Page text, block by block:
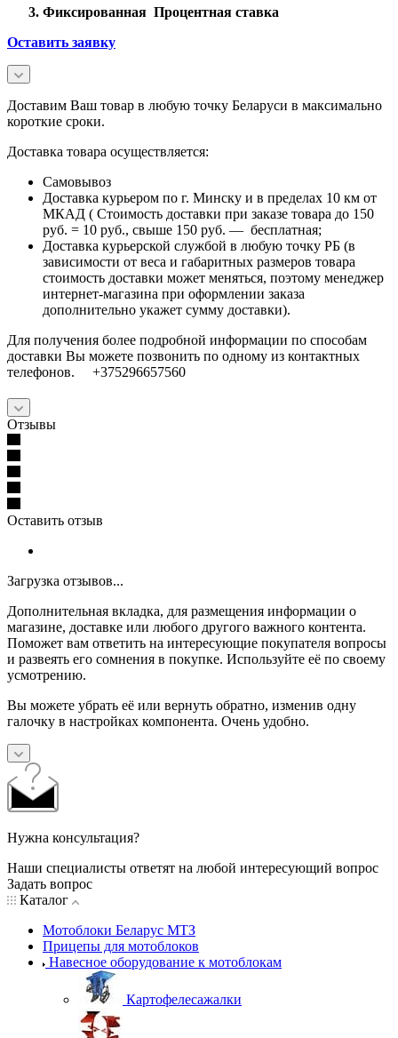
Фиксированная Процентная ставка
Оставить заявку
Доставим Ваш товар в любую точку Беларуси в максимально
короткие сроки.
Доставка товара осуществляется:
Самовывоз
Доставка курьером по г. Минску и в пределах 10 км от
МКАД ( Стоимость доставки при заказе товара до 150
руб. = 10 руб., свыше 150 руб. — бесплатная;
Доставка курьерской службой в любую точку РБ (в
зависимости от веса и габаритных размеров товара
стоимость доставки может меняться, поэтому менеджер
интернет-магазина при оформлении заказа
дополнительно укажет сумму доставки).
Для получения более подробной информации по способам
доставки Вы можете позвонить по одному из контактных
телефонов. +375296657560
Отзывы
Оставить отзыв
Загрузка отзывов...
Дополнительная вкладка, для размещения информации о
магазине, доставке или любого другого важного контента.
Поможет вам ответить на интересующие покупателя вопросы
и развеять его сомнения в покупке. Используйте её по своему
усмотрению.
Вы можете убрать её или вернуть обратно, изменив одну
галочку в настройках компонента. Очень удобно.
Нужна консультация?
Наши специалисты ответят на любой интересующий вопрос
Задать вопрос
Каталог
Мотоблоки Беларус МТЗ
Прицепы для мотоблоков
Навесное оборудование к мотоблокам
Картофелесажалки